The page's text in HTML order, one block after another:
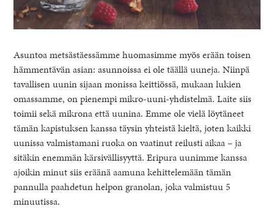
Asuntoa metsästäessämme huomasimme myös erään toisen
hämmentävän asian: asunnoissa ei ole täällä uuneja. Niinpä
tavallisen uunin sijaan monissa keittiössä, mukaan lukien
omassamme, on pienempi mikro-uuni-yhdistelmä. Laite siis
toimii sekä mikrona että uunina. Emme ole vielä löytäneet
tämän kapistuksen kanssa täysin yhteistä kieltä, joten kaikki
uunissa valmistamani ruoka on vaatinut reilusti aikaa – ja
sitäkin enemmän kärsivällisyyttä. Eripura uunimme kanssa
ajoikin minut siis eräänä aamuna kehittelemään tämän
pannulla paahdetun helpon granolan, joka valmistuu 5
minuutissa.